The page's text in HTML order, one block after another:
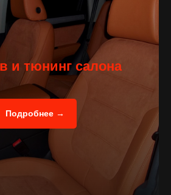
и тюнинг салона
Подробнее →